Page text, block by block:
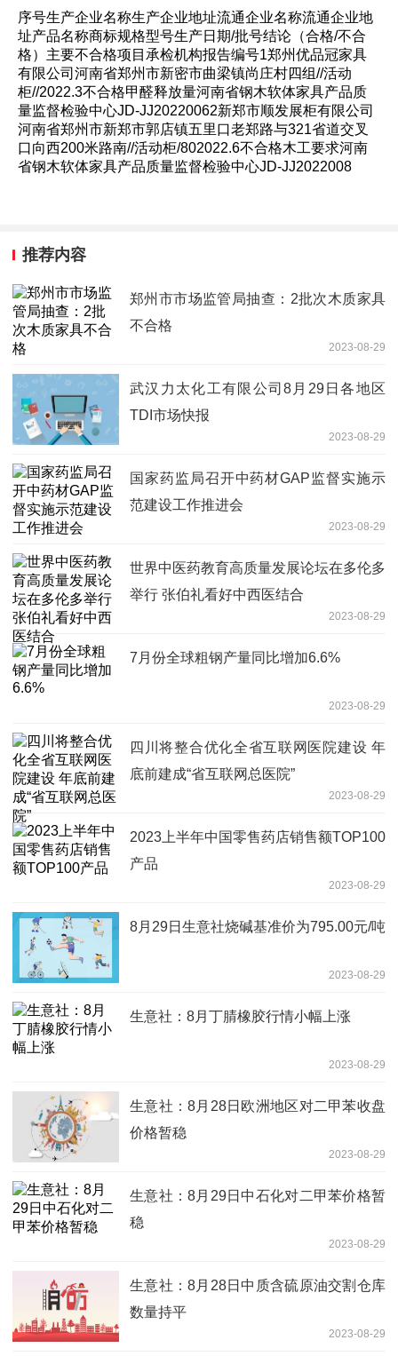
序号生产企业名称生产企业地址流通企业名称流通企业地
址产品名称商标规格型号生产日期/批号结论（合格/不合
格）主要不合格项目承检机构报告编号1郑州优品冠家具
有限公司河南省郑州市新密市曲梁镇尚庄村四组//活动
柜//2022.3不合格甲醛释放量河南省钢木软体家具产品质
量监督检验中心JD-JJ20220062新郑市顺发展柜有限公司
河南省郑州市新郑市郭店镇五里口老郑路与321省道交叉
口向西200米路南//活动柜/802022.6不合格木工要求河南
省钢木软体家具产品质量监督检验中心JD-JJ2022008
推荐内容
郑州市市场监管局抽查：2批次木质家具
不合格
2023-08-29
武汉力太化工有限公司8月29日各地区
TDI市场快报
2023-08-29
国家药监局召开中药材GAP监督实施示
范建设工作推进会
2023-08-29
世界中医药教育高质量发展论坛在多伦多
举行 张伯礼看好中西医结合
2023-08-29
7月份全球粗钢产量同比增加6.6%
2023-08-29
四川将整合优化全省互联网医院建设 年
底前建成“省互联网总医院”
2023-08-29
2023上半年中国零售药店销售额TOP100
产品
2023-08-29
8月29日生意社烧碱基准价为795.00元/吨
2023-08-29
生意社：8月丁腈橡胶行情小幅上涨
2023-08-29
生意社：8月28日欧洲地区对二甲苯收盘
价格暂稳
2023-08-29
生意社：8月29日中石化对二甲苯价格暂
稳
2023-08-29
生意社：8月28日中质含硫原油交割仓库
数量持平
2023-08-29